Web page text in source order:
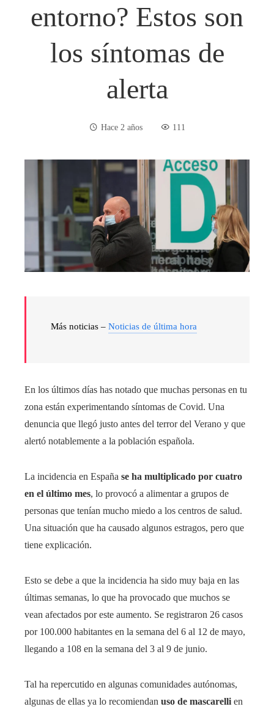
entorno? Estos son
los síntomas de
alerta
Hace 2 años 111
Más noticias – Noticias de última hora
En los últimos días has notado que muchas personas en tu
zona están experimentando síntomas de Covid. Una
denuncia que llegó justo antes del terror del Verano y que
alertó notablemente a la población española.
La incidencia en España se ha multiplicado por cuatro
en el último mes, lo provocó a alimentar a grupos de
personas que tenían mucho miedo a los centros de salud.
Una situación que ha causado algunos estragos, pero que
tiene explicación.
Esto se debe a que la incidencia ha sido muy baja en las
últimas semanas, lo que ha provocado que muchos se
vean afectados por este aumento. Se registraron 26 casos
por 100.000 habitantes en la semana del 6 al 12 de mayo,
llegando a 108 en la semana del 3 al 9 de junio.
Tal ha repercutido en algunas comunidades autónomas,
algunas de ellas ya lo recomiendan uso de mascarelli en